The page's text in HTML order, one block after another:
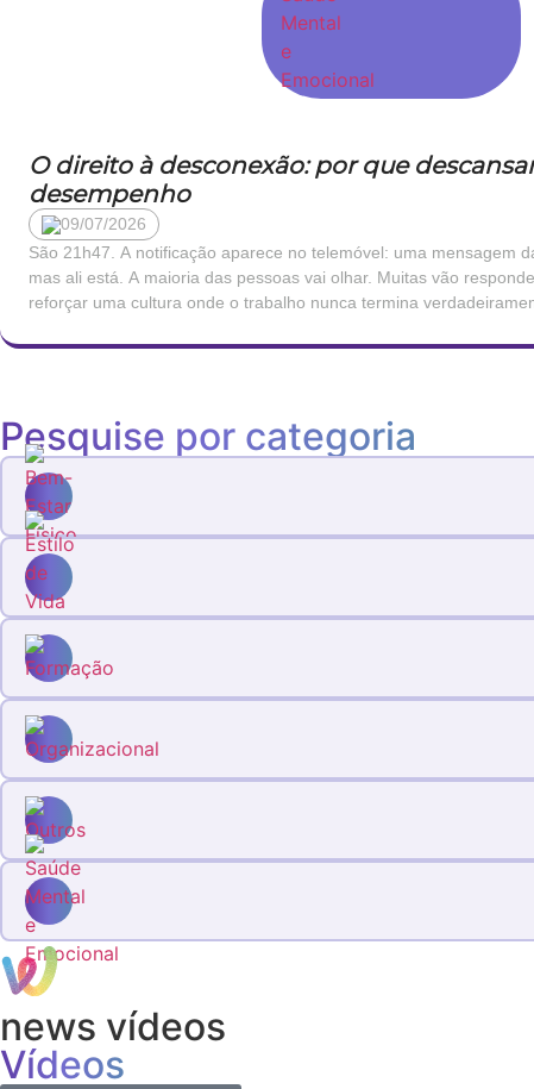
O direito à desconexão: por que
desempenho
09/07/2026
São 21h47. A notificação aparece no telemóvel: uma mensagem
mas ali está. A maioria das pessoas vai olhar. Muitas vão
reforçar uma cultura onde o trabalho nunca termina
normalizada que deixou […]
Pesquise por categoria
news vídeos
Vídeos